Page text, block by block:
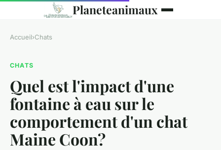
Planeteanimaux
Accueil›Chats
CHATS
Quel est l'impact d'une
fontaine à eau sur le
comportement d'un chat
Maine Coon?